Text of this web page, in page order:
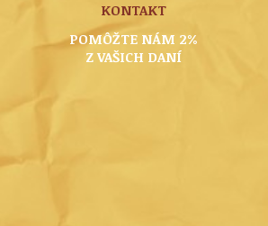
KONTAKT
POMÔŽTE NÁM 2%
Z VAŠICH DANÍ